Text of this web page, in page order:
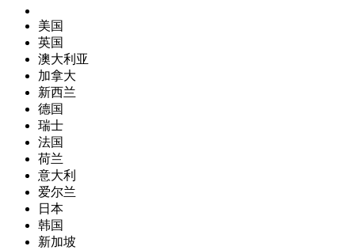
美国
英国
澳大利亚
加拿大
新西兰
德国
瑞士
法国
荷兰
意大利
爱尔兰
日本
韩国
新加坡